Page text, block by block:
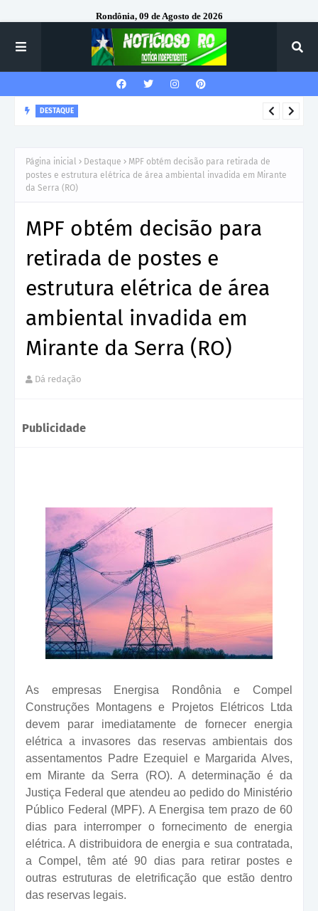
Rondônia, 09 de Agosto de 2026
DESTAQUE
Página inicial Destaque
MPF obtém decisão para retirada de
postes e estrutura elétrica de área ambiental invadida em Mirante
da Serra (RO)
MPF obtém decisão para
retirada de postes e
estrutura elétrica de área
ambiental invadida em
Mirante da Serra (RO)
Dá redação
Publicidade
As empresas Energisa Rondônia e Compel
Construções Montagens e Projetos Elétricos Ltda
devem parar imediatamente de fornecer energia
elétrica a invasores das reservas ambientais dos
assentamentos Padre Ezequiel e Margarida Alves,
em Mirante da Serra (RO). A determinação é da
Justiça Federal que atendeu ao pedido do Ministério
Público Federal (MPF). A Energisa tem prazo de 60
dias para interromper o fornecimento de energia
elétrica. A distribuidora de energia e sua contratada,
a Compel, têm até 90 dias para retirar postes e
outras estruturas de eletrificação que estão dentro
das reservas legais.